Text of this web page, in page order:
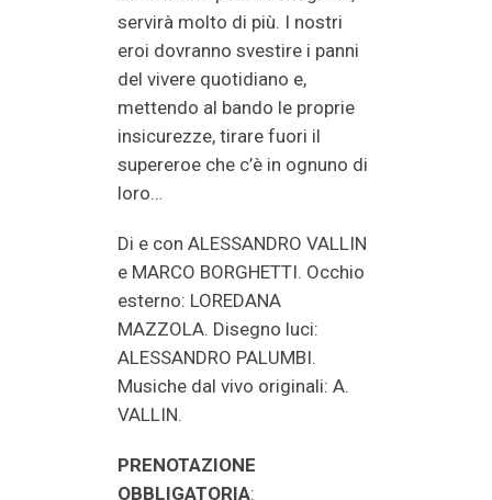
servirà molto di più. I nostri
eroi dovranno svestire i panni
del vivere quotidiano e,
mettendo al bando le proprie
insicurezze, tirare fuori il
supereroe che c’è in ognuno di
loro…
Di e con ALESSANDRO VALLIN
e MARCO BORGHETTI. Occhio
esterno: LOREDANA
MAZZOLA. Disegno luci:
ALESSANDRO PALUMBI.
Musiche dal vivo originali: A.
VALLIN.
PRENOTAZIONE
OBBLIGATORIA: